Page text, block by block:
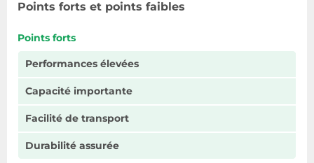
Points forts et points faibles
Points forts
Performances élevées
Capacité importante
Facilité de transport
Durabilité assurée